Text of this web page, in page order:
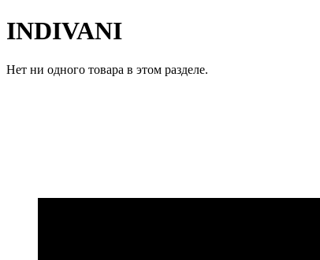
INDIVANI
Нет ни одного товара в этом разделе.